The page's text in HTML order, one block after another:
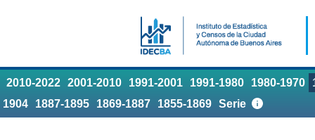
2010-2022 2001-2010 1991-2001 1991-1980 1980-1970
1904
1887-1895 1869-1887 1855-1869 Serie